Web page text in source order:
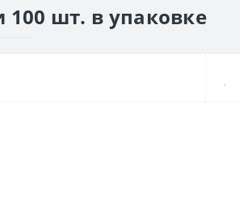
шт. в упаковке